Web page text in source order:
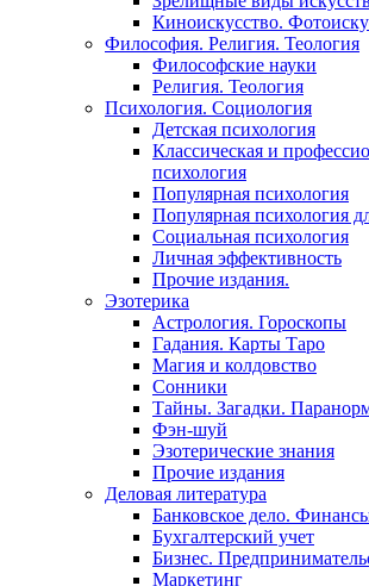
Киноискусство.
Философия. Религия. Теология
Философские науки
Религия. Теология
Психология. Социология
Детская психология
Классическая и
психология
Популярная психология
Популярная психология
Социальная психология
Личная эффективность
Прочие издания.
Эзотерика
Астрология. Гороскопы
Гадания. Карты Таро
Магия и колдовство
Сонники
Тайны. Загадки.
Фэн-шуй
Эзотерические знания
Прочие издания
Деловая литература
Банковское дело.
Бухгалтерский учет
Бизнес.
Маркетинг